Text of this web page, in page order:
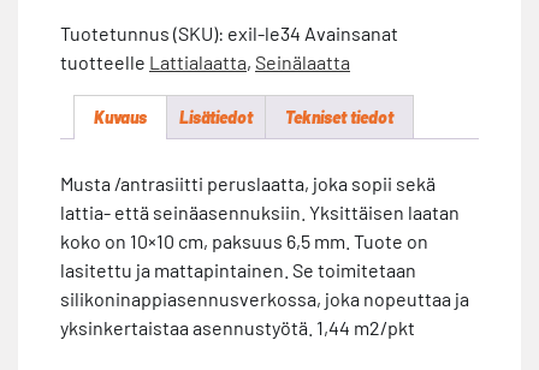
Tuotetunnus (SKU): exil-le34 Avainsanat
tuotteelle Lattialaatta, Seinälaatta
Kuvaus Lisätiedot Tekniset tiedot
Musta /antrasiitti peruslaatta, joka sopii sekä
lattia- että seinäasennuksiin. Yksittäisen laatan
koko on 10×10 cm, paksuus 6,5 mm. Tuote on
lasitettu ja mattapintainen. Se toimitetaan
silikoninappiasennusverkossa, joka nopeuttaa ja
yksinkertaistaa asennustyötä. 1,44 m2/pkt